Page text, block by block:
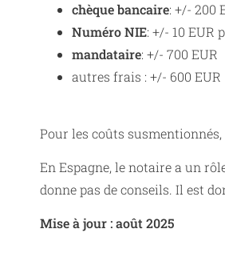
chèque bancaire: +/- 200
Numéro NIE: +/- 10 EUR
mandataire: +/- 700 EUR
autres frais : +/- 600 EUR
Pour les coûts
En Espagne, le notaire a un
donne pas de conseils. Il est
Mise à jour : août 2025